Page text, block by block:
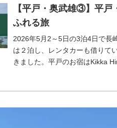
【平戸・奥武雄③】平戸
ふれる旅
2026年5月2～5日の3泊4日で長
は２泊し、レンタカーも借りて
きました。平戸のお宿はKikka